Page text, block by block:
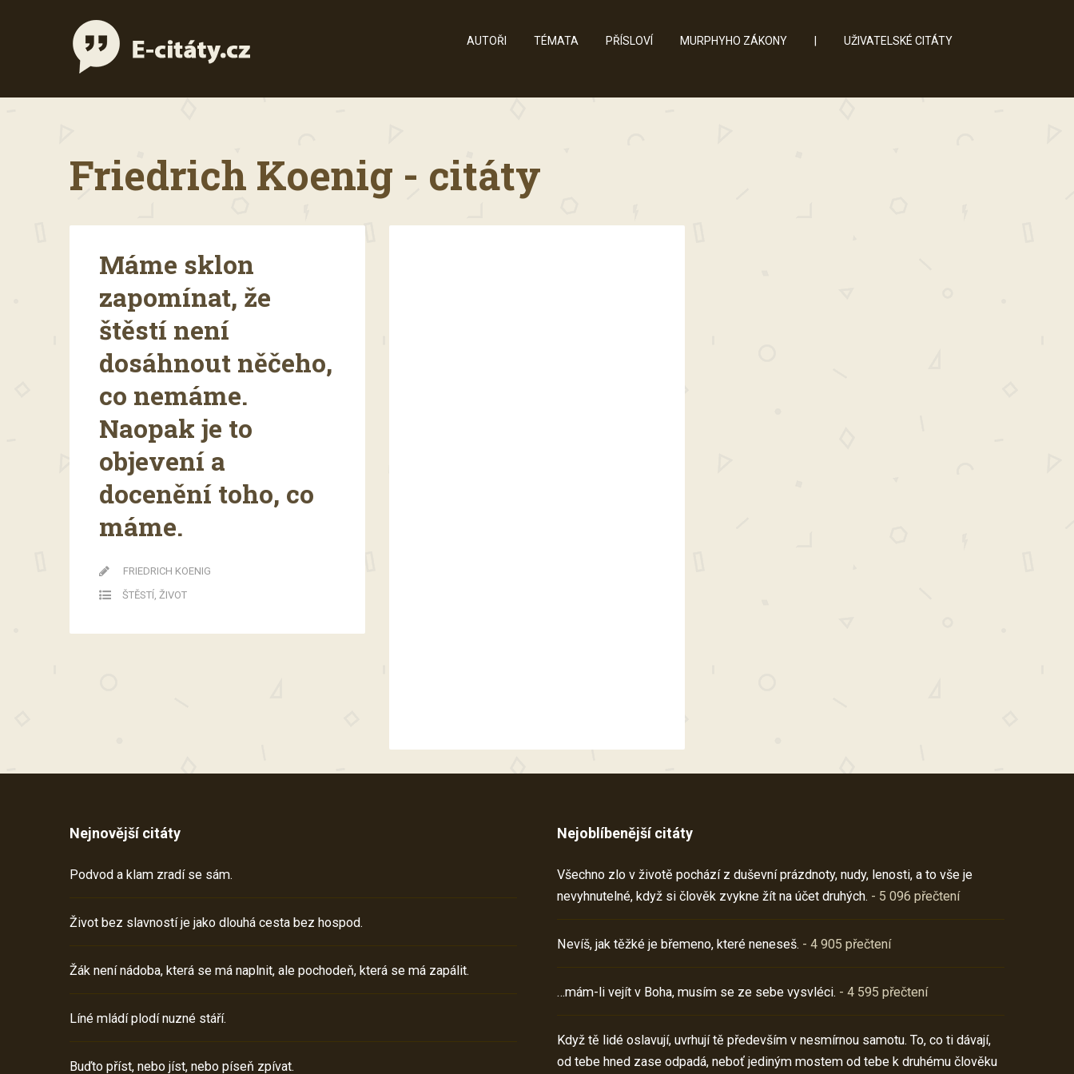
AUTOŘI TÉMATA PŘÍSLOVÍ MURPHYHO ZÁKONY UŽIVATELSKÉ CITÁTY
Friedrich Koenig - citáty
Máme sklon
zapomínat, že
štěstí není
dosáhnout něčeho,
co nemáme.
Naopak je to
objevení a
docenění toho, co
máme.
FRIEDRICH KOENIG
ŠTĚSTÍ ŽIVOT
Nejnovější citáty
Podvod a klam zradí se sám.
Život bez slavností je jako dlouhá cesta bez hospod.
Žák není nádoba, která se má naplnit, ale pochodeň, která se má zapálit.
Líné mládí plodí nuzné stáří.
Buďto příst, nebo jíst, nebo píseň zpívat.
Nejoblíbenější citáty
Všechno zlo v životě pochází z duševní prázdnoty, nudy, lenosti, a to vše je
nevyhnutelné, když si člověk zvykne žít na účet druhých. - 5 096 přečtení
Nevíš, jak těžké je břemeno, které neneseš. - 4 905 přečtení
…mám-li vejít v Boha, musím se ze sebe vysvléci. - 4 595 přečtení
Když tě lidé oslavují, uvrhují tě především v nesmírnou samotu. To, co ti dávají,
od tebe hned zase odpadá, neboť jediným mostem od tebe k druhému člověku